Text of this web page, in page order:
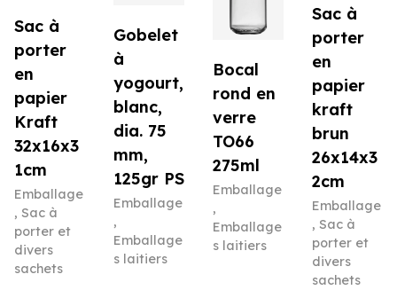
Sac à
porter
en
papier
Kraft
32x16x3
1cm
Emballage
, Sac à
porter et
divers
sachets
Gobelet
à
yogourt,
blanc,
dia. 75
mm,
125gr PS
Emballage
,
Emballage
s laitiers
Bocal
rond en
verre
TO66
275ml
Emballage
,
Emballage
s laitiers
Sac à
porter
en
papier
kraft
brun
26x14x3
2cm
Emballage
, Sac à
porter et
divers
sachets